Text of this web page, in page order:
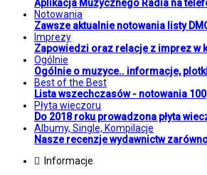
Aplikacja Muzycznego Radia na
Notowania
Zawsze aktualnie notowania listy
Imprezy
Zapowiedzi oraz relacje z imprez w
Ogólnie
Ogólnie o muzyce.. informacje,
Best of the Best
Lista wszechczasów - notowania
Płyta wieczoru
Do 2018 roku prowadzona płyta
Albumy, Single, Kompilacje
Nasze recenzje wydawnictw
Informacje